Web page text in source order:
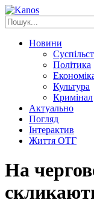
Новини
Політика
Культура
Кримінал
Актуально
Погляд
Інтерактив
Життя ОТГ
На